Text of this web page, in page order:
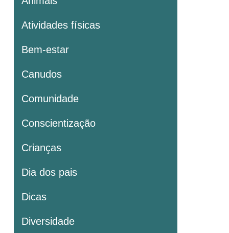
Atividades físicas
Bem-estar
Canudos
Comunidade
Conscientização
Crianças
Dia dos pais
Dicas
Diversidade